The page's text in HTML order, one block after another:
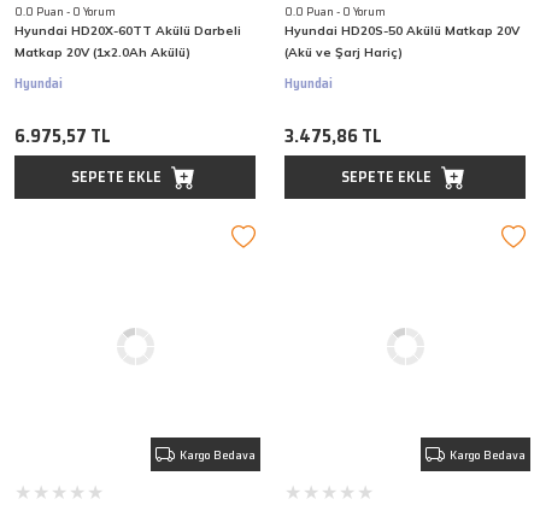
0.0 Puan - 0 Yorum
Hyundai HD20X-60TT Akülü Darbeli
Matkap 20V (1x2.0Ah Akülü)
Hyundai
6.975,57 TL
SEPETE EKLE
0.0 Puan - 0 Yorum
Hyundai HD20S-50 Akülü Matkap 20V
(Akü ve Şarj Hariç)
Hyundai
3.475,86 TL
SEPETE EKLE
Kargo Bedava Kargo Bedava